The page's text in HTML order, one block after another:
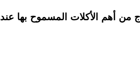
من أهم الأكلات المسموح بها عند